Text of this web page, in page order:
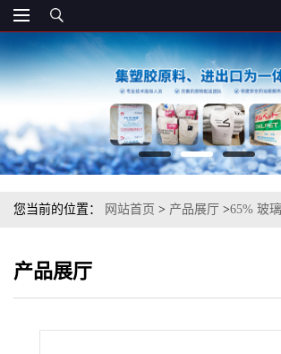
您当前的位置： 网站首页 > 产品展厅 >65% 玻
产品展厅